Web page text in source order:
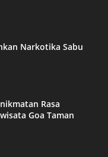
Narkotika Sabu
Rasa
Goa Taman